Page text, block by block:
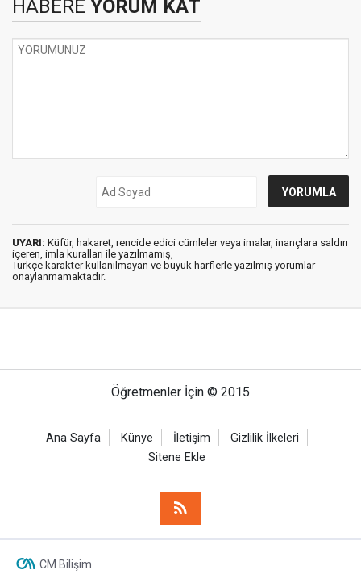
HABERE YORUM KAT
UYARI: Küfür, hakaret, rencide edici cümleler veya imalar, inançlara saldırı
içeren, imla kuralları ile yazılmamış,
Türkçe karakter kullanılmayan ve büyük harflerle yazılmış yorumlar
onaylanmamaktadır.
Öğretmenler İçin © 2015
Ana Sayfa Künye İletişim
Gizlilik İlkeleri
Sitene Ekle
CM Bilişim